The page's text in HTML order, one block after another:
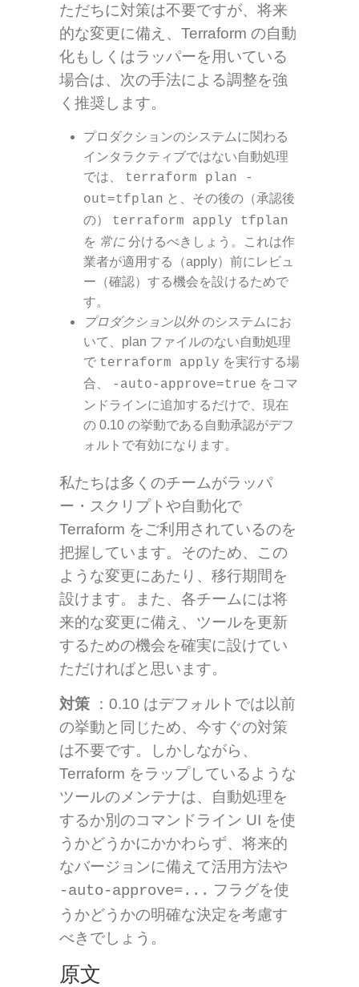
ただちに対策は不要ですが、将来
的な変更に備え、Terraform の自動
化もしくはラッパーを用いている
場合は、次の手法による調整を強
く推奨します。
プロダクションのシステムに関わる
インタラクティブではない自動処理
では、 terraform plan -
out=tfplan と、その後の（承認後
の） terraform apply tfplan
を 常に 分けるべきしょう。これは作
業者が適用する（apply）前にレビュ
ー（確認）する機会を設けるためで
す。
プロダクション以外のシステムにお
いて、plan ファイルのない自動処理
で terraform apply を実行する場
合、
-auto-approve=true をコマ
ンドラインに追加するだけで、現在
の 0.10 の挙動である自動承認がデフ
ォルトで有効になります。
私たちは多くのチームがラッパ
ー・スクリプトや自動化で
Terraform をご利用されているのを
把握しています。そのため、この
ような変更にあたり、移行期間を
設けます。また、各チームには将
来的な変更に備え、ツールを更新
するための機会を確実に設けてい
ただければと思います。
対策 ：0.10 はデフォルトでは以前
の挙動と同じため、今すぐの対策
は不要です。しかしながら、
Terraform をラップしているような
ツールのメンテナは、自動処理を
するか別のコマンドライン UI を使
うかどうかにかかわらず、将来的
なバージョンに備えて活用方法や
-auto-approve=... フラグを使
うかどうかの明確な決定を考慮す
べきでしょう。
原文